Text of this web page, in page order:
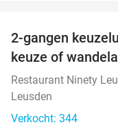
2-gangen
keuze of
Restaurant Ninety
Leusden
Verkocht: 344